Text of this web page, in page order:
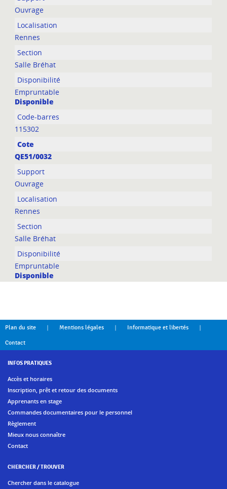
Ouvrage
Rennes
Salle Bréhat
Empruntable
Disponible
115302
QE51/0032
Ouvrage
Rennes
Salle Bréhat
Empruntable
Disponible
Plan du site | Mentions légales | Informatique et libertés |
Contact
INFOS PRATIQUES
Accès et horaires
Inscription, prêt et retour des documents
Apprenants en stage
Commandes documentaires pour le personnel
Règlement
Mieux nous connaître
Contact
CHERCHER / TROUVER
Chercher dans le catalogue